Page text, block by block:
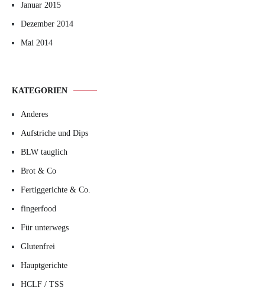
Januar 2015
Dezember 2014
Mai 2014
KATEGORIEN
Anderes
Aufstriche und Dips
BLW tauglich
Brot & Co
Fertiggerichte & Co.
fingerfood
Für unterwegs
Glutenfrei
Hauptgerichte
HCLF / TSS